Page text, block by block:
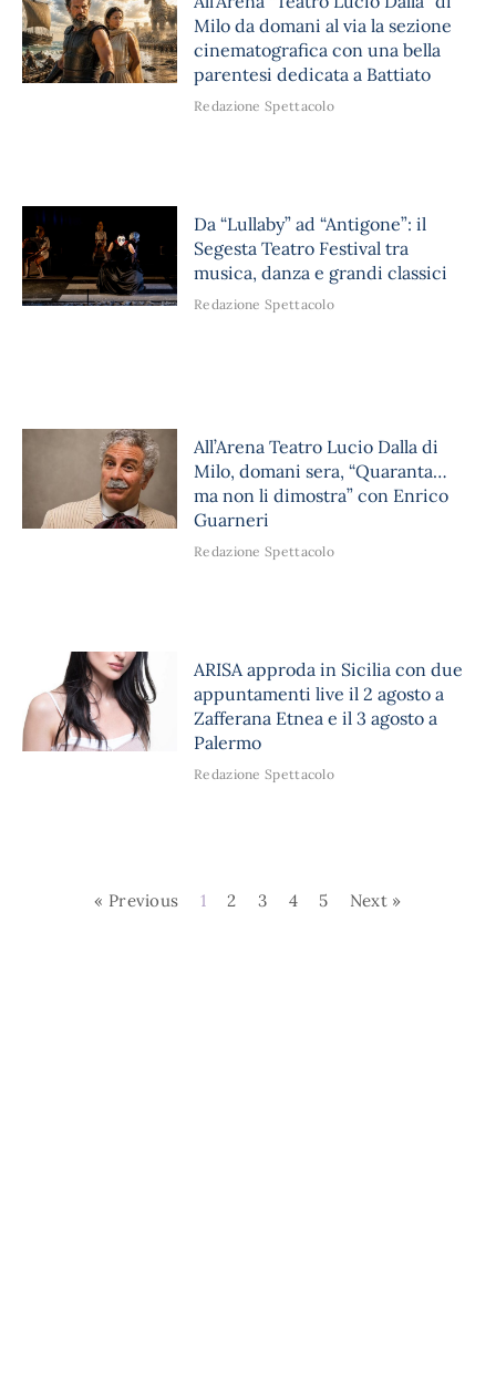
Milo da domani al via la sezione
cinematografica con una bella
parentesi dedicata a Battiato
Redazione Spettacolo
Da “Lullaby” ad “Antigone”: il
Segesta Teatro Festival tra
musica, danza e grandi classici
Redazione Spettacolo
All’Arena Teatro Lucio Dalla di
Milo, domani sera, “Quaranta…
ma non li dimostra” con Enrico
Guarneri
Redazione Spettacolo
ARISA approda in Sicilia con due
appuntamenti live il 2 agosto a
Zafferana Etnea e il 3 agosto a
Palermo
Redazione Spettacolo
« Previous 1 2 3 4 5 Next »